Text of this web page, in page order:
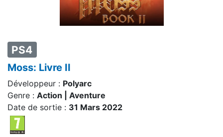
PS4
Moss: Livre II
Développeur : Polyarc
Genre : Action | Aventure
Date de sortie : 31 Mars 2022